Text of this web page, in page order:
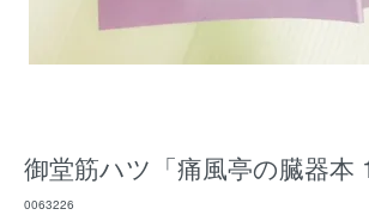
御堂筋ハツ「痛風亭の臓器本
0063226